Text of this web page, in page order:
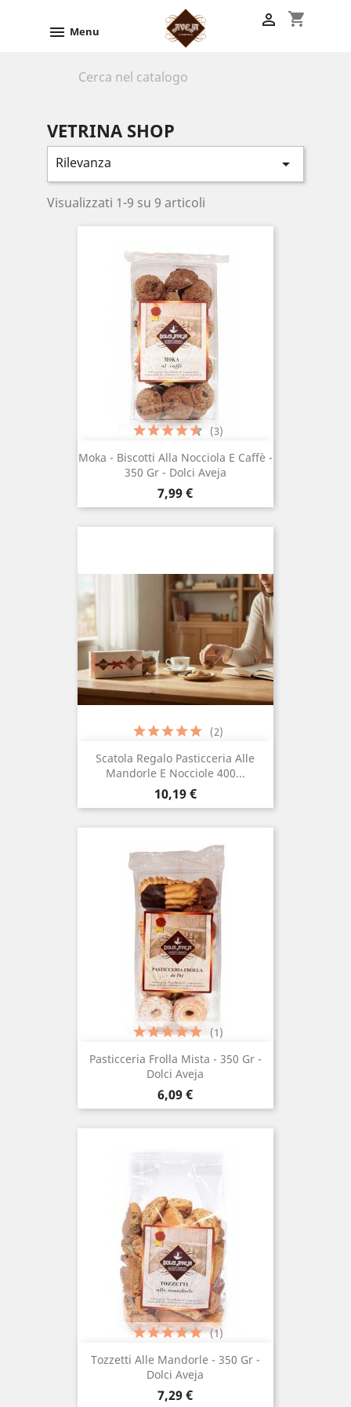
 Menu
shopping_cart

VETRINA SHOP
Rilevanza 
Visualizzati 1-9 su 9 articoli
Moka - Biscotti Alla Nocciola E Caffè -
350 Gr - Dolci Aveja
Prezzo
7,99 €
(3)
Scatola Regalo Pasticceria Alle
Mandorle E Nocciole 400...
Prezzo
10,19 €
(2)
Pasticceria Frolla Mista - 350 Gr -
Dolci Aveja
Prezzo
6,09 €
(1)
Tozzetti Alle Mandorle - 350 Gr -
Dolci Aveja
Prezzo
7,29 €
(1)